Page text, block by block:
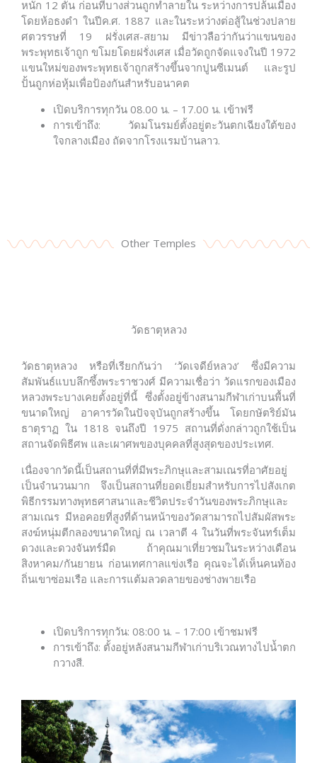
หนัก 12 ตัน ก่อนที่บางส่วนถูกทำลายใน ระหว่างการปล้นเมือง
โดยห้อธงดำ ในปีค.ศ. 1887 และในระหว่างต่อสู้ในช่วงปลาย
ศตวรรษที่ 19 ฝรั่งเศส-สยาม มีข่าวลือว่ากันว่าแขนของ
พระพุทธเจ้าถูก ขโมยโดยฝรั่งเศส เมื่อวัดถูกจัดแจงในปี 1972
แขนใหม่ของพระพุทธเจ้าถูกสร้างขึ้นจากปูนซีเมนต์ และรูป
ปั้นถูกห่อหุ้มเพื่อป้องกันสำหรับอนาคต
เปิดบริการทุกวัน 08.00 น. – 17.00 น. เข้าฟรี
การเข้าถึง: วัดมโนรมย์ตั้งอยู่ตะวันตกเฉียงใต้ของ
ใจกลางเมือง ถัดจากโรงแรมบ้านลาว.
Other Temples
วัดธาตุหลวง
วัดธาตุหลวง หรือที่เรียกกันว่า ‘วัดเจดีย์หลวง’ ซึ่งมีความ
สัมพันธ์แบบลึกซึ้งพระราชวงศ์ มีความเชื่อว่า วัดแรกของเมือง
หลวงพระบางเคยตั้งอยู่ที่นี้ ซึ่งตั้งอยู่ข้างสนามกีฬาเก่าบนพื้นที่
ขนาดใหญ่ อาคารวัดในปัจจุบันถูกสร้างขึ้น โดยกษัตริย์มัน
ธาตุราฏ ใน 1818 จนถึงปี 1975 สถานที่ดั่งกล่าวถูกใช้เป็น
สถานจัดพิธีศพ และเผาศพของบุคคลที่สูงสุดของประเทศ.
เนื่องจากวัดนี้เป็นสถานที่ที่มีพระภิกษุและสามเณรที่อาศัยอยู่
เป็นจำนวนมาก จึงเป็นสถานที่ยอดเยี่ยมสำหรับการไปสังเกต
พิธีกรรมทางพุทธศาสนาและชีวิตประจำวันของพระภิกษุและ
สามเณร มีหอคอยที่สูงที่ด้านหน้าของวัดสามารถไปสัมผัสพระ
สงฆ์หนุ่มตีกลองขนาดใหญ่ ณ เวลาตี 4 ในวันที่พระจันทร์เต็ม
ดวงและดวงจันทร์มืด ถ้าคุณมาเที่ยวชมในระหว่างเดือน
สิงหาคม/กันยายน ก่อนเทศกาลแข่งเรือ คุณจะได้เห็นคนท้อง
ถิ่นเขาซ่อมเรือ และการแต้มลวดลายของช่างพายเรือ
เปิดบริการทุกวัน: 08:00 น. – 17:00 เข้าชมฟรี
การเข้าถึง: ตั้งอยู่หลังสนามกีฬาเก่าบริเวณทางไปน้ำตก
กวางสี.